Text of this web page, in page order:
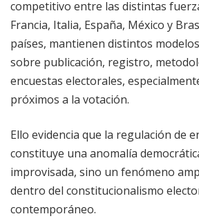
competitivo entre las distintas
Francia, Italia, España, México y
países, mantienen distintos
sobre publicación, registro,
encuestas electorales,
próximos a la votación.
Ello evidencia que la regulación de
constituye una anomalía
improvisada, sino un fenómeno
dentro del constitucionalismo
contemporáneo.